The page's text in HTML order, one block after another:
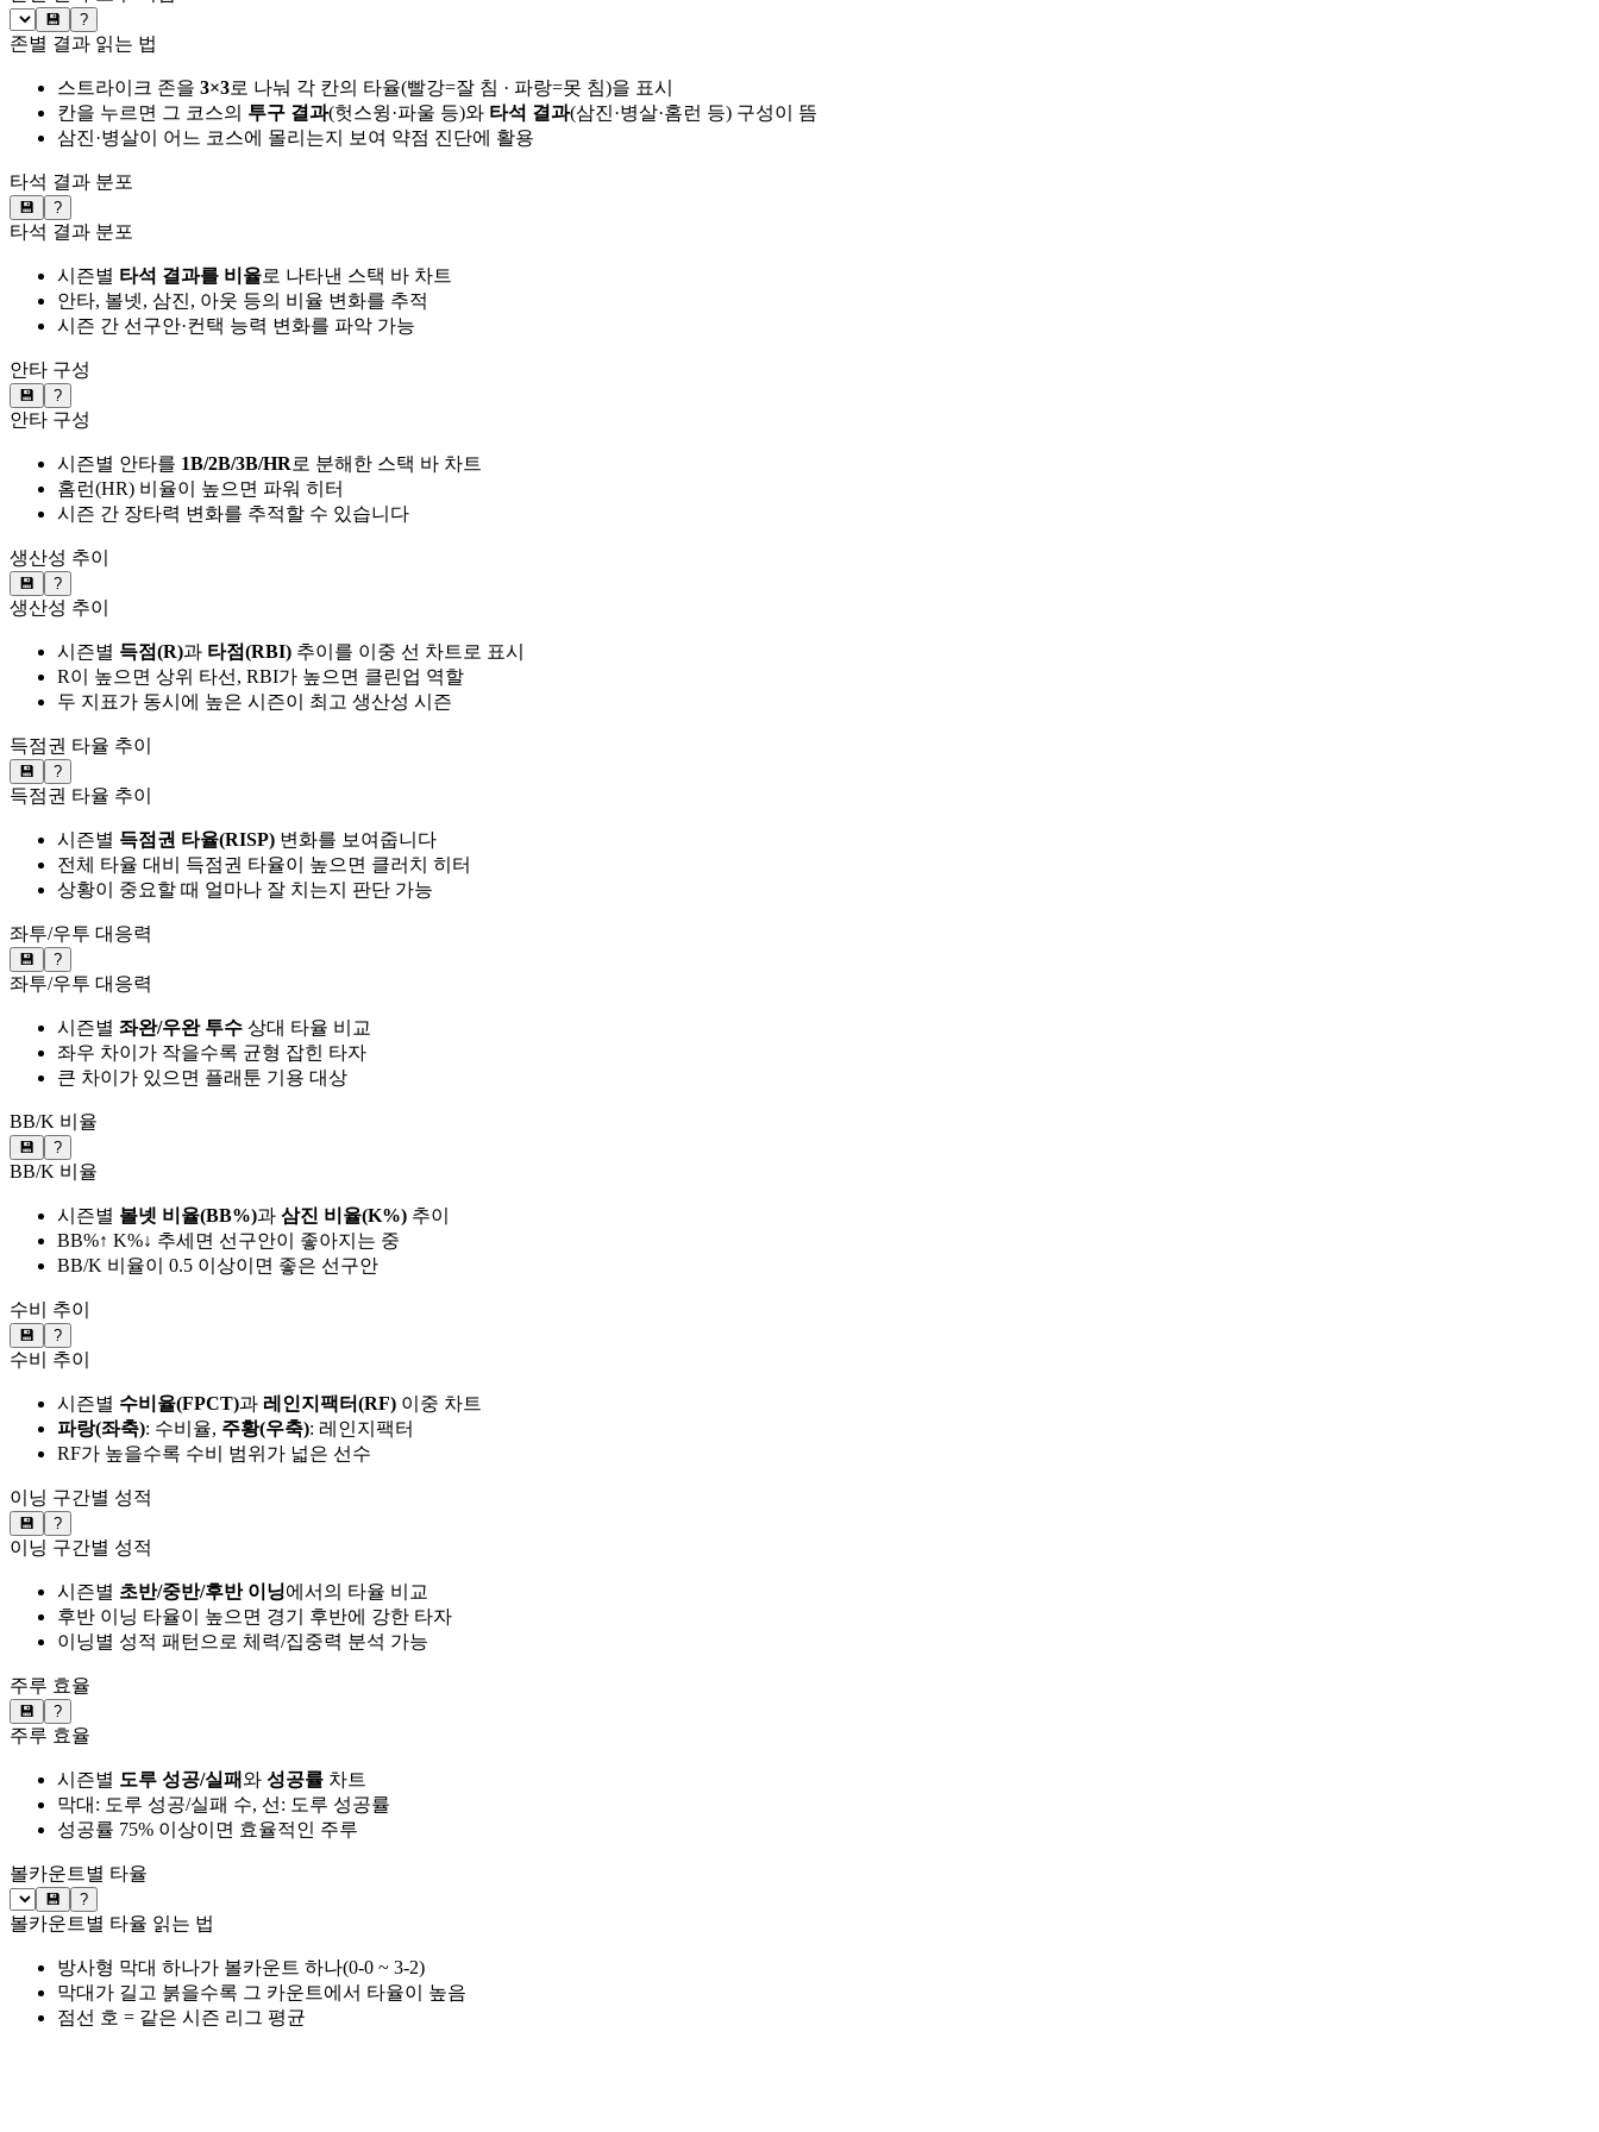
💾 ?
존별 결과 읽는 법
스트라이크 존을 3×3로 나눠 각 칸의 타율(빨강=잘 침 · 파랑=못 침)을 표시
칸을 누르면 그 코스의 투구 결과(헛스윙·파울 등)와 타석 결과(삼진·병살·홈런 등) 구성이 뜸
삼진·병살이 어느 코스에 몰리는지 보여 약점 진단에 활용
타석 결과 분포
💾 ?
타석 결과 분포
시즌별 타석 결과를 비율로 나타낸 스택 바 차트
안타, 볼넷, 삼진, 아웃 등의 비율 변화를 추적
시즌 간 선구안·컨택 능력 변화를 파악 가능
안타 구성
💾 ?
안타 구성
시즌별 안타를 1B/2B/3B/HR로 분해한 스택 바 차트
홈런(HR) 비율이 높으면 파워 히터
시즌 간 장타력 변화를 추적할 수 있습니다
생산성 추이
💾 ?
생산성 추이
시즌별 득점(R)과 타점(RBI) 추이를 이중 선 차트로 표시
R이 높으면 상위 타선, RBI가 높으면 클린업 역할
두 지표가 동시에 높은 시즌이 최고 생산성 시즌
득점권 타율 추이
💾 ?
득점권 타율 추이
시즌별 득점권 타율(RISP) 변화를 보여줍니다
전체 타율 대비 득점권 타율이 높으면 클러치 히터
상황이 중요할 때 얼마나 잘 치는지 판단 가능
좌투/우투 대응력
💾 ?
좌투/우투 대응력
시즌별 좌완/우완 투수 상대 타율 비교
좌우 차이가 작을수록 균형 잡힌 타자
큰 차이가 있으면 플래툰 기용 대상
BB/K 비율
💾 ?
BB/K 비율
시즌별 볼넷 비율(BB%)과 삼진 비율(K%) 추이
BB%↑ K%↓ 추세면 선구안이 좋아지는 중
BB/K 비율이 0.5 이상이면 좋은 선구안
수비 추이
💾 ?
수비 추이
시즌별 수비율(FPCT)과 레인지팩터(RF) 이중 차트
파랑(좌축): 수비율, 주황(우축): 레인지팩터
RF가 높을수록 수비 범위가 넓은 선수
이닝 구간별 성적
💾 ?
이닝 구간별 성적
시즌별 초반/중반/후반 이닝에서의 타율 비교
후반 이닝 타율이 높으면 경기 후반에 강한 타자
이닝별 성적 패턴으로 체력/집중력 분석 가능
주루 효율
💾 ?
주루 효율
시즌별 도루 성공/실패와 성공률 차트
막대: 도루 성공/실패 수, 선: 도루 성공률
성공률 75% 이상이면 효율적인 주루
볼카운트별 타율
💾 ?
볼카운트별 타율 읽는 법
방사형 막대 하나가 볼카운트 하나(0-0 ~ 3-2)
막대가 길고 붉을수록 그 카운트에서 타율이 높음
점선 호 = 같은 시즌 리그 평균